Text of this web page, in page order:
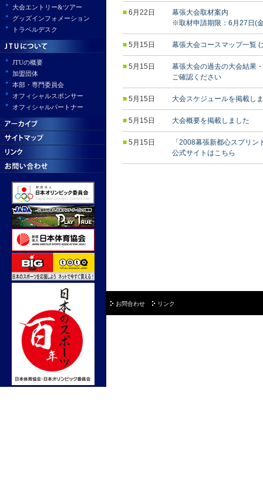
大会エントリー&ツアー
グッズインフォメーション
トラベルデスク
JTUの概要
加盟団体
本部・専門委員会
オフィシャルスポンサー
オフィシャルパートナー
■ 6月22日
幕張大会取材案内
※取材申請期限：6月27日(
■ 5月15日 幕張大会コースマップ一覧
■ 5月15日
幕張大会の過去の大会結果
ご確認ください
■ 5月15日 大会スケジュールを掲載し
■ 5月15日 大会概要を掲載しました
■ 5月15日
「2008幕張新都心スプリ
公式サイトはこちら
お問合わせ リンク